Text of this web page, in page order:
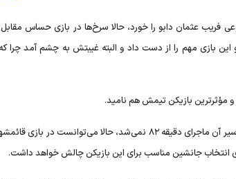
فریب عثمان دابو را خورد، حالا سرخ‌ها در بازی حساس
این بازی مهم را از دست داد و البته غیبتش به چشم آمد چرا
و مؤثرترین بازیکن تیمش هم نامید.
او در بازی با سپاهان هم با وجود دو هفته دوری از تمرین کیفیت خوبی ارائه داد و اگر اسیر آن ماجرای دقیقه ۸۲ نمی‌شد، حالا
انتخاب جانشین مناسب برای این بازیکن چالش خواهد داشت.